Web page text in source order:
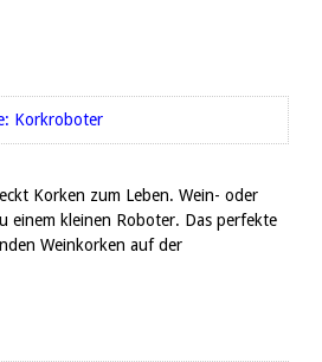
Korken zum Leben. Wein- oder
einem kleinen Roboter. Das perfekte
Weinkorken auf der